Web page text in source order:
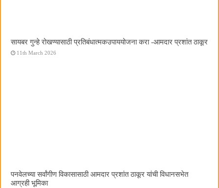
सायबर गुन्हे रोखण्यासाठी प्रतिबंधात्मकउपाययोजना करा -आमदार प्रशांत ठाकूर
11th March 2026
पनवेलच्या सर्वांगीण विकासासाठी आमदार प्रशांत ठाकूर यांची विधानसभेत
आग्रही भूमिका